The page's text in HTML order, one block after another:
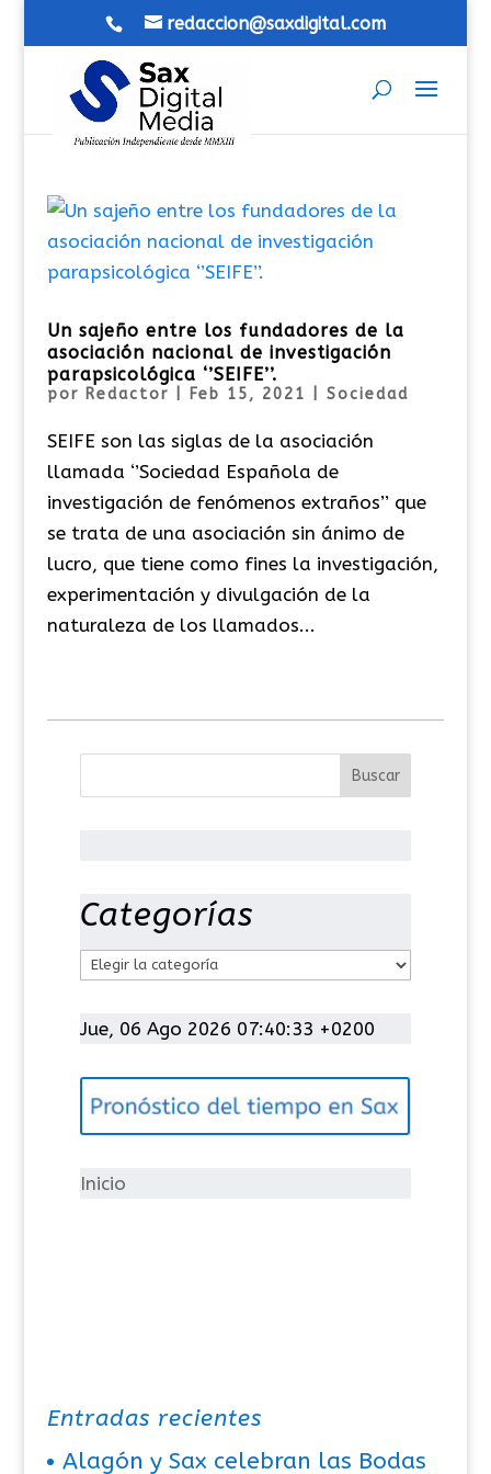
redaccion@saxdigital.com
Un sajeño entre los fundadores de la
asociación nacional de investigación
parapsicológica ‘’SEIFE’’.
por Redactor Feb 15, 2021 Sociedad
SEIFE son las siglas de la asociación
llamada ‘’Sociedad Española de
investigación de fenómenos extraños’’ que
se trata de una asociación sin ánimo de
lucro, que tiene como fines la investigación,
experimentación y divulgación de la
naturaleza de los llamados...
Categorías
t
g
í
Jue, 06 Ago 2026 07:40:33 +0200
Inicio
Entradas recientes
Alagón y Sax celebran las Bodas